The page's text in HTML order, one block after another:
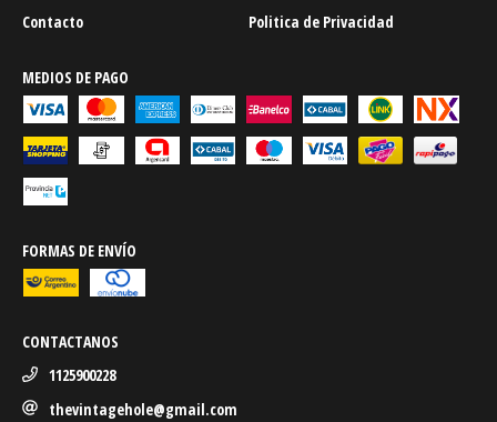
Contacto Politica de Privacidad
MEDIOS DE PAGO
FORMAS DE ENVÍO
CONTACTANOS
1125900228
thevintagehole@gmail.com